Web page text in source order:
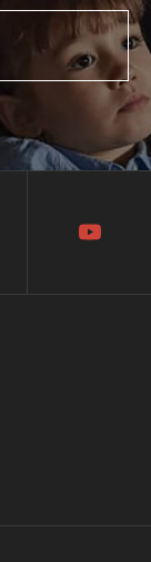
youtube